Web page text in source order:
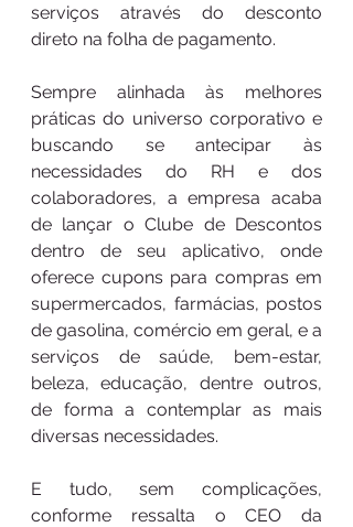
serviços através do desconto
direto na folha de pagamento.
Sempre alinhada às melhores
práticas do universo corporativo e
buscando se antecipar às
necessidades do RH e dos
colaboradores, a empresa acaba
de lançar o Clube de Descontos
dentro de seu aplicativo, onde
oferece cupons para compras em
supermercados, farmácias, postos
de gasolina, comércio em geral, e a
serviços de saúde, bem-estar,
beleza, educação, dentre outros,
de forma a contemplar as mais
diversas necessidades.
E tudo, sem complicações,
conforme ressalta o CEO da